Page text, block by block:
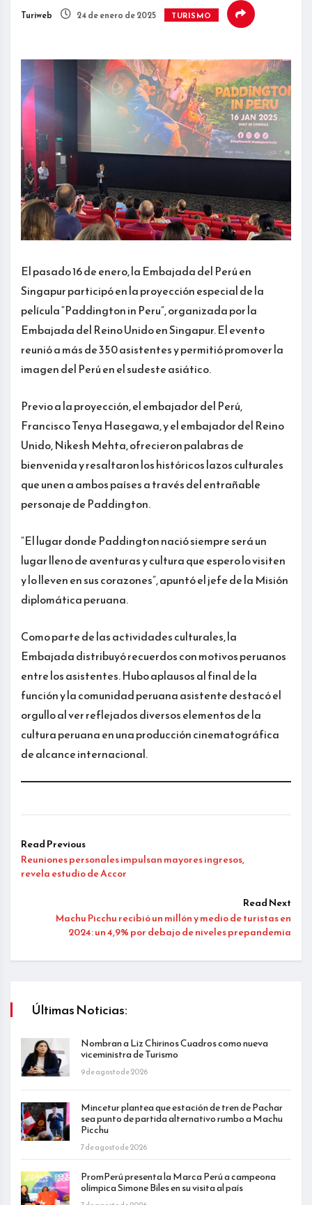
Turiweb 24 de enero de 2025 TURISMO
El pasado 16 de enero, la Embajada del Perú en
Singapur participó en la proyección especial de la
película “Paddington in Peru”, organizada por la
Embajada del Reino Unido en Singapur. El evento
reunió a más de 350 asistentes y permitió promover la
imagen del Perú en el sudeste asiático.
Previo a la proyección, el embajador del Perú,
Francisco Tenya Hasegawa, y el embajador del Reino
Unido, Nikesh Mehta, ofrecieron palabras de
bienvenida y resaltaron los históricos lazos culturales
que unen a ambos países a través del entrañable
personaje de Paddington.
“El lugar donde Paddington nació siempre será un
lugar lleno de aventuras y cultura que espero lo visiten
y lo lleven en sus corazones”, apuntó el jefe de la Misión
diplomática peruana.
Como parte de las actividades culturales, la
Embajada distribuyó recuerdos con motivos peruanos
entre los asistentes. Hubo aplausos al final de la
función y la comunidad peruana asistente destacó el
orgullo al ver reflejados diversos elementos de la
cultura peruana en una producción cinematográfica
de alcance internacional.
Read Previous
Reuniones personales impulsan mayores ingresos,
revela estudio de Accor
Read Next
Machu Picchu recibió un millón y medio de turistas en
2024: un 4,9% por debajo de niveles prepandemia
Últimas Noticias:
Nombran a Liz Chirinos Cuadros como nueva
viceministra de Turismo
9 de agosto de 2026
Mincetur plantea que estación de tren de Pachar
sea punto de partida alternativo rumbo a Machu
Picchu
7 de agosto de 2026
PromPerú presenta la Marca Perú a campeona
olímpica Simone Biles en su visita al país